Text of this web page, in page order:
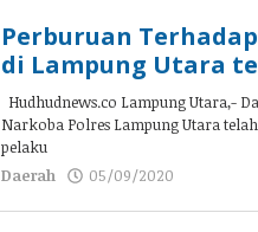
Perburuan
di Lampung Utara
Hudhudnews.co Lampung Utara,-
Narkoba Polres Lampung Utara
pelaku
Daerah
05/09/2020